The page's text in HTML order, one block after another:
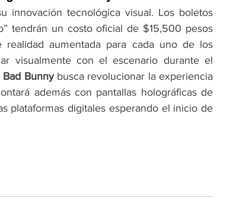
innovación tecnológica visual. Los boletos
tendrán un costo oficial de $15,500 pesos
realidad aumentada para cada uno de los
visualmente con el escenario durante el
Bad Bunny busca revolucionar la experiencia
además con pantallas holográficas de
plataformas digitales esperando el inicio de